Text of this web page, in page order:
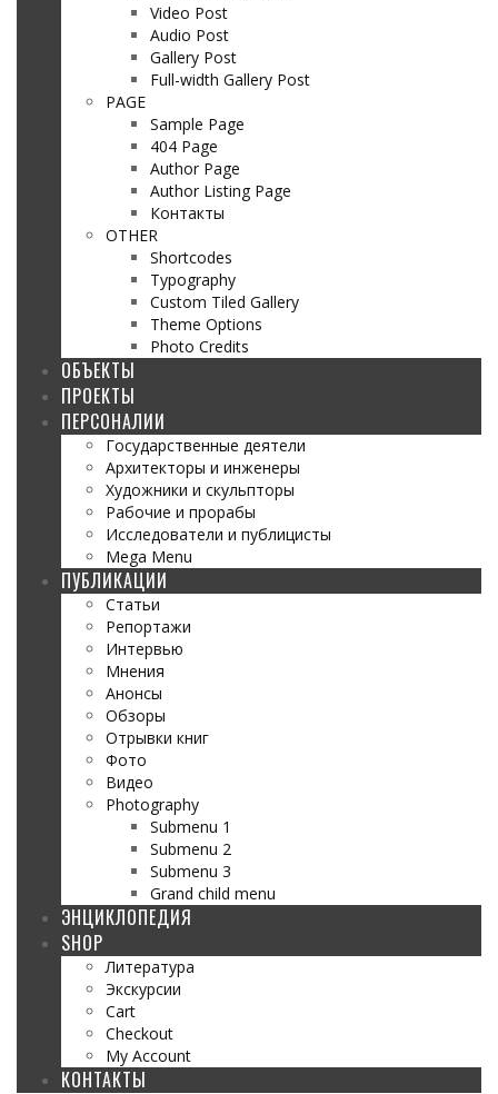
Video Post
Audio Post
Gallery Post
Full-width Gallery Post
PAGE
Sample Page
404 Page
Author Page
Author Listing Page
Контакты
OTHER
Shortcodes
Typography
Custom Tiled Gallery
Theme Options
Photo Credits
ОБЪЕКТЫ
ПРОЕКТЫ
ПЕРСОНАЛИИ
Государственные деятели
Архитекторы и инженеры
Художники и скульпторы
Рабочие и прорабы
Исследователи и публицисты
Mega Menu
ПУБЛИКАЦИИ
Статьи
Репортажи
Интервью
Мнения
Анонсы
Обзоры
Отрывки книг
Фото
Видео
Photography
Submenu 1
Submenu 2
Submenu 3
Grand child menu
ЭНЦИКЛОПЕДИЯ
SHOP
Литература
Экскурсии
Cart
Checkout
My Account
КОНТАКТЫ